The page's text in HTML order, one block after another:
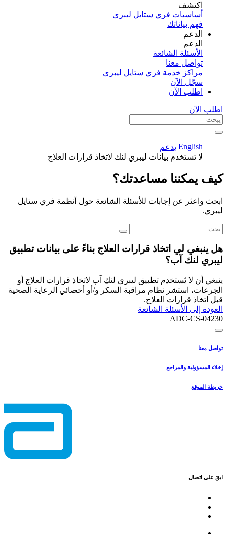
اكتشف​
أساسيات فري ستايل ليبري
فهم بياناتك
الدعم
الدعم
الأسئلة الشائعة
تواصل معنا
مراكز خدمة فري ستايل ليبري
سجّل الآن​
اطلب الآن
اطلب الآن
English يدعم
لا تستخدم بيانات ليبري لنك لاتخاذ قرارات العلاج
كيف يمكننا مساعدتك؟
ابحث واعثر عن إجابات للأسئلة الشائعة حول أنظمة فري ستايل
ليبري.
هل ينبغي لي اتخاذ قرارات العلاج بناءً على بيانات تطبيق
ليبري لنك آب؟
ينبغي أن لا يُستخدم تطبيق ليبري لنك آب لاتخاذ قرارات العلاج أو
الجرعات، استشر نظام مراقبة السكر و/أو أخصائي الرعاية الصحية
قبل اتخاذ قرارات العلاج.
العودة إلى الأسئلة الشائعة
ADC-CS-04230
تواصل معنا
إخلاء المسؤولية والمراجع
خريطة الموقع
ابقَ على اتصال